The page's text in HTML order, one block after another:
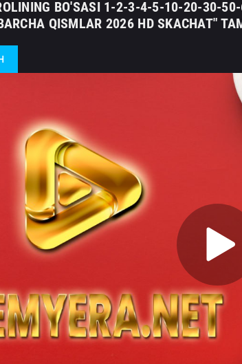
BO'SASI 1-2-3-4-5-10-20-30-
QISMLAR 2026 HD SKACHAT"